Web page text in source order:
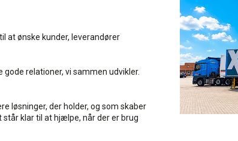
at ønske kunder, leverandører
relationer, vi sammen udvikler.
løsninger, der holder, og som skaber
klar til at hjælpe, når der er brug